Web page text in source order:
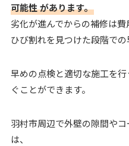
可能性があります。
劣化が進んでからの補修は費
ひび割れを見つけた段階での
早めの点検と適切な施工を
ぐことができます。
羽村市周辺で外壁の隙間や
は、